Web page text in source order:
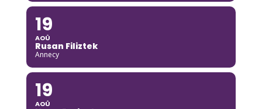
19
AOÛ
Rusan Filiztek
Annecy
19
AOÛ